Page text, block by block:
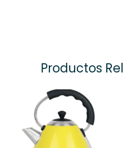
Productos